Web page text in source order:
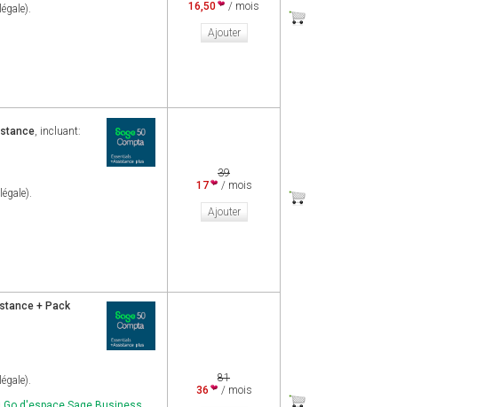
16,50
/ mois
Ajouter
, incluant:
39
17
/ mois
Ajouter
+ Pack
81
36
/ mois